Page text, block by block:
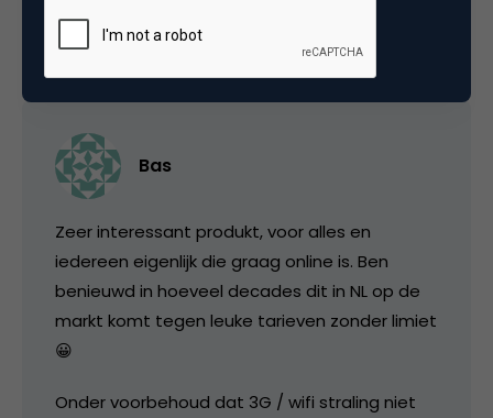
2 Reacties
Bas
Zeer interessant produkt, voor alles en
iedereen eigenlijk die graag online is. Ben
benieuwd in hoeveel decades dit in NL op de
markt komt tegen leuke tarieven zonder limiet
😀
Onder voorbehoud dat 3G / wifi straling niet